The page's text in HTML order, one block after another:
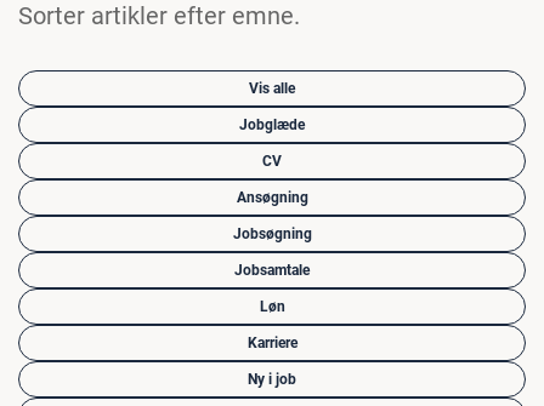
Sorter artikler efter emne.
Vis alle
Jobglæde
CV
Ansøgning
Jobsøgning
Jobsamtale
Løn
Karriere
Ny i job